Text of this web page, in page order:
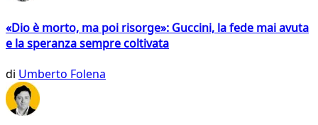
«Dio è morto, ma poi risorge»: Guccini, la fede mai avuta
e la speranza sempre coltivata
di Umberto Folena